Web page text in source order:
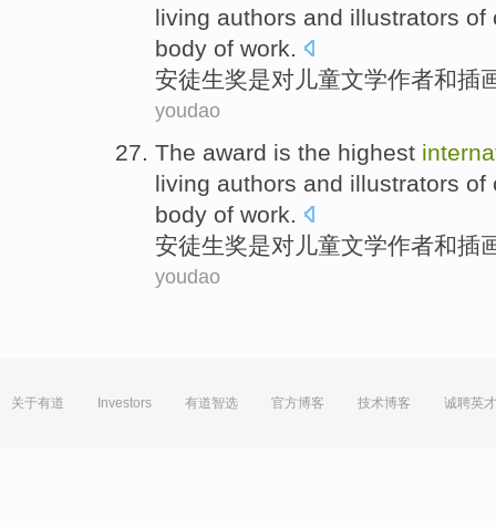
living authors and illustrators of
body of work.
安徒生奖是对儿童文学作者和插
youdao
The award is the highest
living authors and illustrators of
body of work.
安徒生奖是对儿童文学作者和插
youdao
关于有道 Investors 有道智选 官方博客 技术博客 诚聘英才